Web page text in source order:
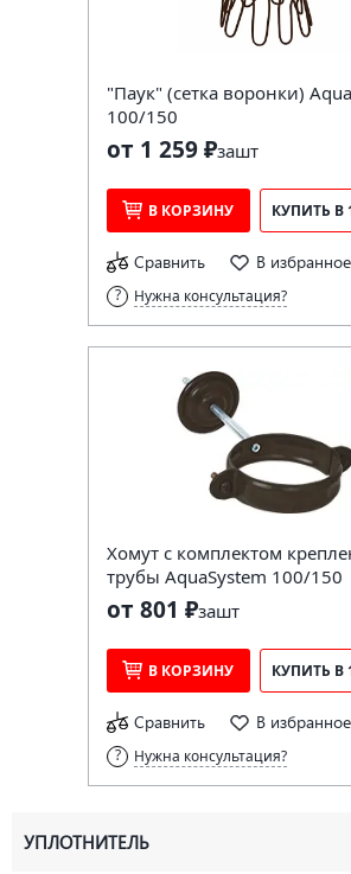
"Паук" (сетка воронки)
100/150
от 1 259 ₽зашт
В КОРЗИНУ КУПИТЬ В
Сравнить В избранное
Нужна консультация?
Хомут с комплектом
трубы AquaSystem 100/150
от 801 ₽зашт
В КОРЗИНУ КУПИТЬ В
Сравнить В избранное
Нужна консультация?
УПЛОТНИТЕЛЬ